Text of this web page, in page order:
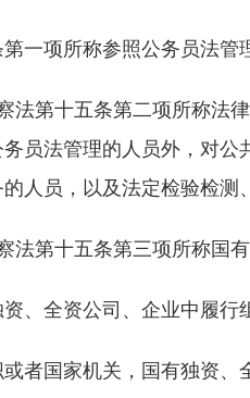
项所称参照公务员法管
十五条第二项所称法律
员法管理的人员外，对
人员，以及法定检验检测
第十五条第三项所称国有
全资公司、企业中履行
国家机关，国有独资、